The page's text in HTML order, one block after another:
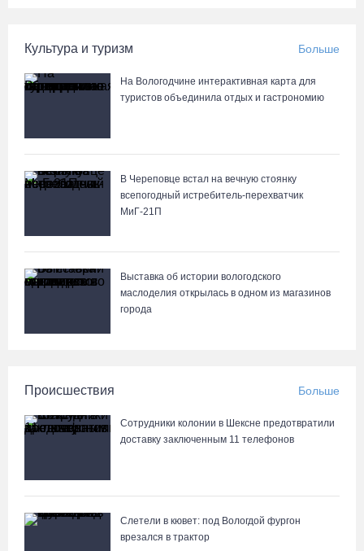
В Череповце после реконструкции открыли фонтан в
Комсомольском парке
05.08.26 / 10:26
Культура и туризм Больше
На Вологодчине интерактивная карта для
туристов объединила отдых и гастрономию
В Череповце встал на вечную стоянку
всепогодный истребитель-перехватчик
МиГ‑21П
Выставка об истории вологодского
маслоделия открылась в одном из магазинов
города
Происшествия Больше
Сотрудники колонии в Шексне предотвратили
доставку заключенным 11 телефонов
Слетели в кювет: под Вологдой фургон
врезался в трактор